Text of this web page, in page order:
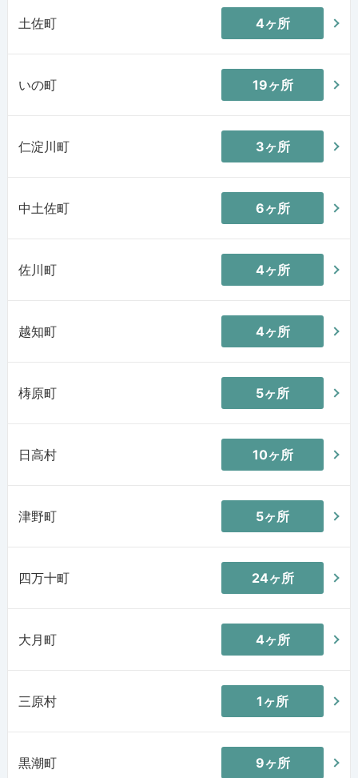
土佐町 4ヶ所
いの町 19ヶ所
仁淀川町 3ヶ所
中土佐町 6ヶ所
佐川町 4ヶ所
越知町 4ヶ所
梼原町 5ヶ所
日高村 10ヶ所
津野町 5ヶ所
四万十町 24ヶ所
大月町 4ヶ所
三原村 1ヶ所
黒潮町 9ヶ所